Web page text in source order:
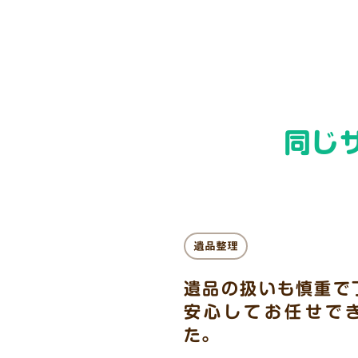
同じ
遺品整理
遺品の扱いも慎重で
安心してお任せで
た。